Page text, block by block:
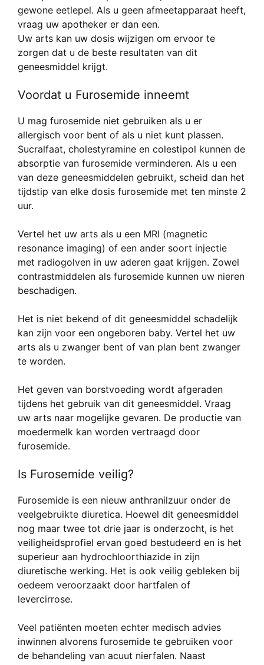
gewone eetlepel. Als u geen afmeetapparaat heeft,
vraag uw apotheker er dan een.
Uw arts kan uw dosis wijzigen om ervoor te
zorgen dat u de beste resultaten van dit
geneesmiddel krijgt.
Voordat u Furosemide inneemt
U mag furosemide niet gebruiken als u er
allergisch voor bent of als u niet kunt plassen.
Sucralfaat, cholestyramine en colestipol kunnen de
absorptie van furosemide verminderen. Als u een
van deze geneesmiddelen gebruikt, scheid dan het
tijdstip van elke dosis furosemide met ten minste 2
uur.
Vertel het uw arts als u een MRI (magnetic
resonance imaging) of een ander soort injectie
met radiogolven in uw aderen gaat krijgen. Zowel
contrastmiddelen als furosemide kunnen uw nieren
beschadigen.
Het is niet bekend of dit geneesmiddel schadelijk
kan zijn voor een ongeboren baby. Vertel het uw
arts als u zwanger bent of van plan bent zwanger
te worden.
Het geven van borstvoeding wordt afgeraden
tijdens het gebruik van dit geneesmiddel. Vraag
uw arts naar mogelijke gevaren. De productie van
moedermelk kan worden vertraagd door
furosemide.
Is Furosemide veilig?
Furosemide is een nieuw anthranilzuur onder de
veelgebruikte diuretica. Hoewel dit geneesmiddel
nog maar twee tot drie jaar is onderzocht, is het
veiligheidsprofiel ervan goed bestudeerd en is het
superieur aan hydrochloorthiazide in zijn
diuretische werking. Het is ook veilig gebleken bij
oedeem veroorzaakt door hartfalen of
levercirrose.
Veel patiënten moeten echter medisch advies
inwinnen alvorens furosemide te gebruiken voor
de behandeling van acuut nierfalen. Naast